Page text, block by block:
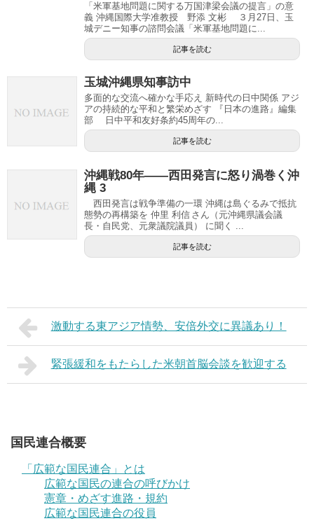
「米軍基地問題に関する万国津梁会議の提言」の意
義 沖縄国際大学准教授 野添 文彬 ３月27日、玉
城デニー知事の諮問会議「米軍基地問題に...
記事を読む
玉城沖縄県知事訪中
多面的な交流へ確かな手応え 新時代の日中関係 アジ
アの持続的な平和と繁栄めざす 『日本の進路』編集
部 日中平和友好条約45周年の...
記事を読む
沖縄戦80年――西田発言に怒り渦巻く沖
縄 3
西田発言は戦争準備の一環 沖縄は島ぐるみで抵抗
態勢の再構築を 仲里 利信 さん（元沖縄県議会議
長・自民党、元衆議院議員） に聞く ...
記事を読む
激動する東アジア情勢、安倍外交に異議あり！
緊張緩和をもたらした米朝首脳会談を歓迎する
国民連合概要
「広範な国民連合」とは
広範な国民の連合の呼びかけ
憲章・めざす進路・規約
広範な国民連合の役員